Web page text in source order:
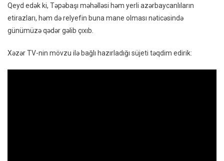
Qeyd edək ki, Təpəbaşı məhəlləsi həm yerli azərbaycanlıların
etirazları, həm də relyefin buna mane olması nəticəsində
günümüzə qədər gəlib çıxıb.
Xəzər TV-nin mövzu ilə bağlı hazırladığı süjeti təqdim edirik: